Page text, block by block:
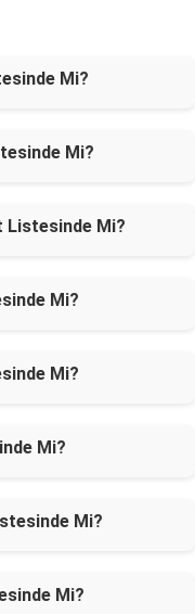
Mi?
Mi?
Listesinde Mi?
Mi?
Mi?
Mi?
Mi?
Mi?